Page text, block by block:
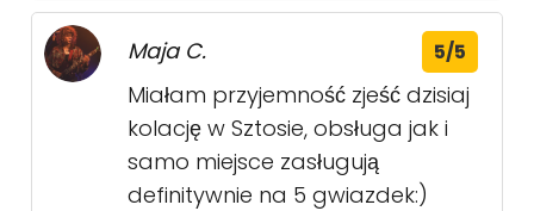
Maja C. 5/5
Miałam przyjemność zjeść dzisiaj
kolację w Sztosie, obsługa jak i
samo miejsce zasługują
definitywnie na 5 gwiazdek:)